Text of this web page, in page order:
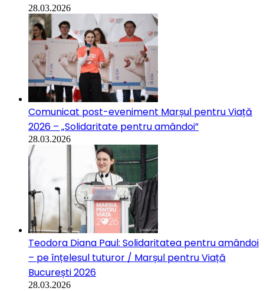
28.03.2026
Comunicat post-eveniment Marșul pentru Viață
2026 – „Solidaritate pentru amândoi”
28.03.2026
Teodora Diana Paul: Solidaritatea pentru amândoi
– pe înțelesul tuturor / Marșul pentru Viață
București 2026
28.03.2026